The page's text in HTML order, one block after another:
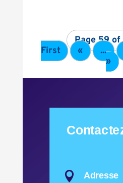
Page 59 of
First
« ...
»
 Adresse